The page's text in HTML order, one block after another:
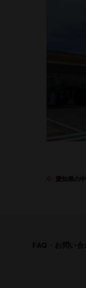
愛知県の
FAQ・お問い合